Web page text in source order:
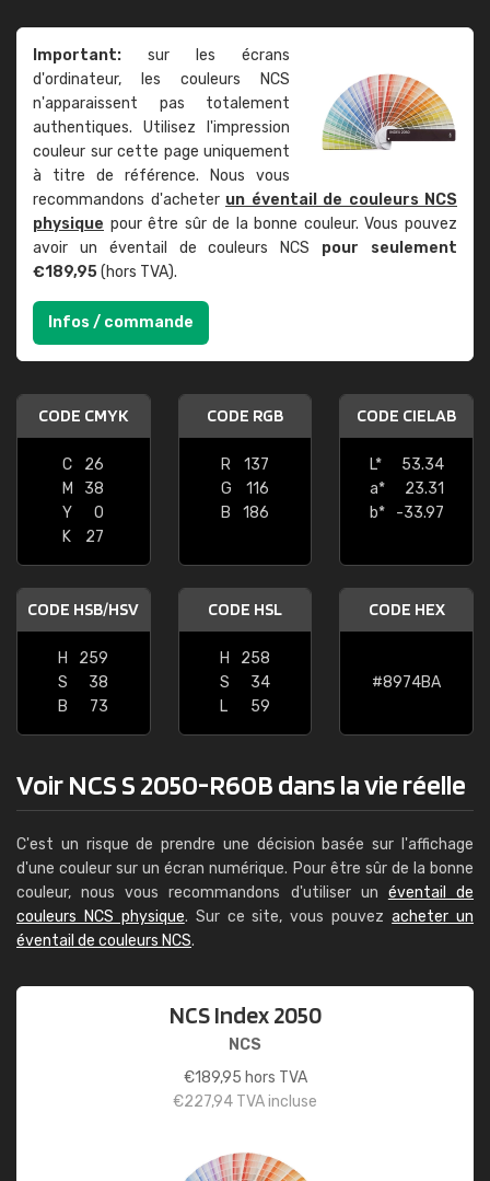
Important: sur les écrans
d'ordinateur, les couleurs NCS
n'apparaissent pas totalement
authentiques. Utilisez l'impression
couleur sur cette page uniquement
à titre de référence. Nous vous
recommandons d'acheter un éventail de couleurs NCS
physique pour être sûr de la bonne couleur. Vous pouvez
avoir un éventail de couleurs NCS pour seulement
€189,95(hors TVA).
Infos / commande
CODE CMYK
C
26
M
38
Y
0
K
27
CODE RGB
R
137
G
116
B
186
CODE CIELAB
L*
53.34
a*
23.31
b*
-33.97
CODE HSB/HSV
H
259
S
38
B
73
CODE HSL
H
258
S
34
L
59
CODE HEX
#8974BA
Voir NCS S 2050-R60B dans la vie réelle
C'est un risque de prendre une décision basée sur l'affichage
d'une couleur sur un écran numérique. Pour être sûr de la bonne
couleur, nous vous recommandons d'utiliser un éventail de
couleurs NCS physique. Sur ce site, vous pouvezacheter un
éventail de couleurs NCS.
NCS Index 2050
NCS
€189,95 hors TVA
€227,94 TVA incluse